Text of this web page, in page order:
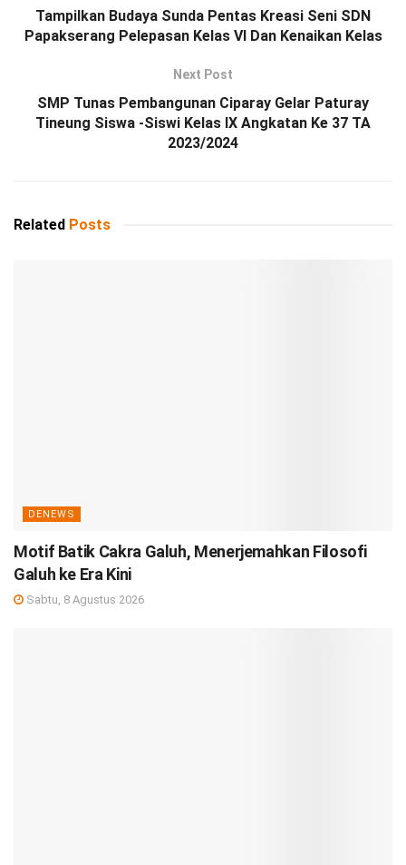
Tampilkan Budaya Sunda Pentas Kreasi Seni SDN
Papakserang Pelepasan Kelas VI Dan Kenaikan Kelas
Next Post
SMP Tunas Pembangunan Ciparay Gelar Paturay
Tineung Siswa -Siswi Kelas IX Angkatan Ke 37 TA
2023/2024
Related Posts
DENEWS
Motif Batik Cakra Galuh, Menerjemahkan Filosofi
Galuh ke Era Kini
Sabtu, 8 Agustus 2026